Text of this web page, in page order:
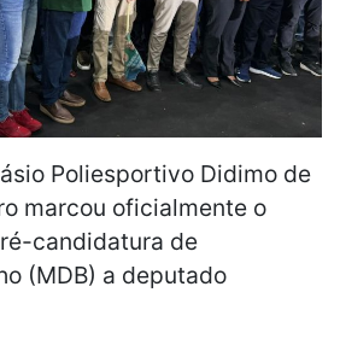
Poliesportivo Didimo de
marcou oficialmente o
candidatura de
(MDB) a deputado